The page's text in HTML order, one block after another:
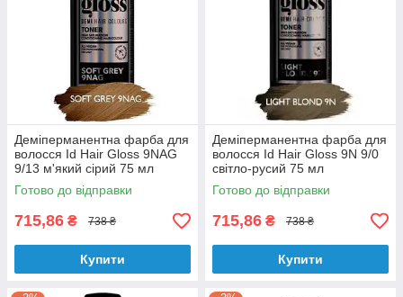
Деміперманентна фарба для
волосся Id Hair Gloss 9NAG
9/13 м'який сірий 75 мл
Готово до відправки
715,86 ₴ 738 ₴
Купити
Деміперманентна фарба для
волосся Id Hair Gloss 9N 9/0
світло-русий 75 мл
Готово до відправки
715,86 ₴ 738 ₴
Купити